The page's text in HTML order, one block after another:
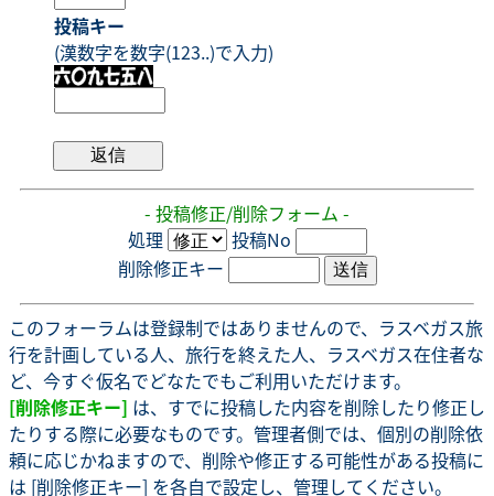
投稿キー
(漢数字を数字(123..)で入力)
- 投稿修正/削除フォーム -
処理
投稿No
削除修正キー
このフォーラムは登録制ではありませんので、ラスベガス旅
行を計画している人、旅行を終えた人、ラスベガス在住者な
ど、今すぐ仮名でどなたでもご利用いただけます。
[削除修正キー] は、すでに投稿した内容を削除したり修正し
たりする際に必要なものです。管理者側では、個別の削除依
頼に応じかねますので、削除や修正する可能性がある投稿に
は [削除修正キー] を各自で設定し、管理してください。